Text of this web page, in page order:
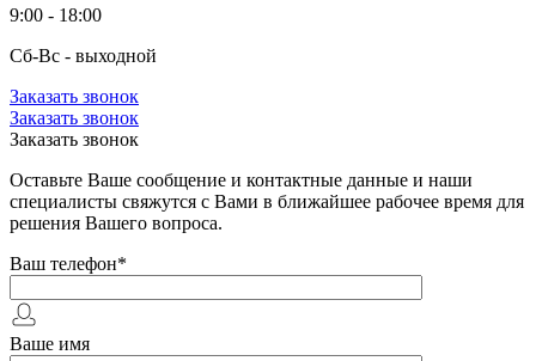
9:00 - 18:00
Сб-Вс - выходной
Заказать звонок
Заказать звонок
Заказать звонок
Оставьте Ваше сообщение и контактные данные и наши
специалисты свяжутся с Вами в ближайшее рабочее время для
решения Вашего вопроса.
Ваш телефон*
Ваше имя